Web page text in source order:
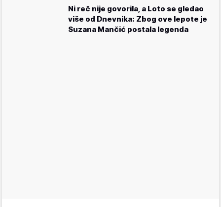
Ni reč nije govorila, a Loto se gledao
više od Dnevnika: Zbog ove lepote je
Suzana Mančić postala legenda